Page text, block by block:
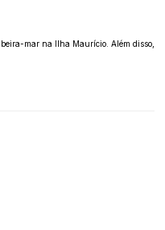
mar na Ilha Maurício. Além disso,